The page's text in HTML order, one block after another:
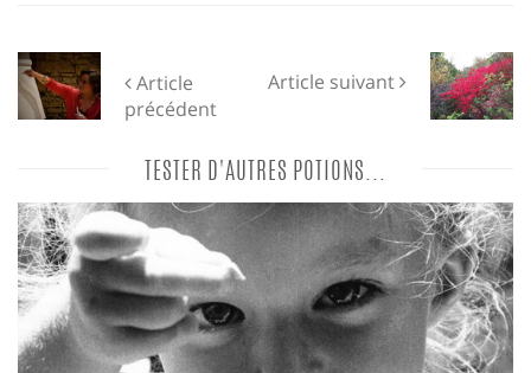
Article
précédent
Article suivant
TESTER D'AUTRES POTIONS...